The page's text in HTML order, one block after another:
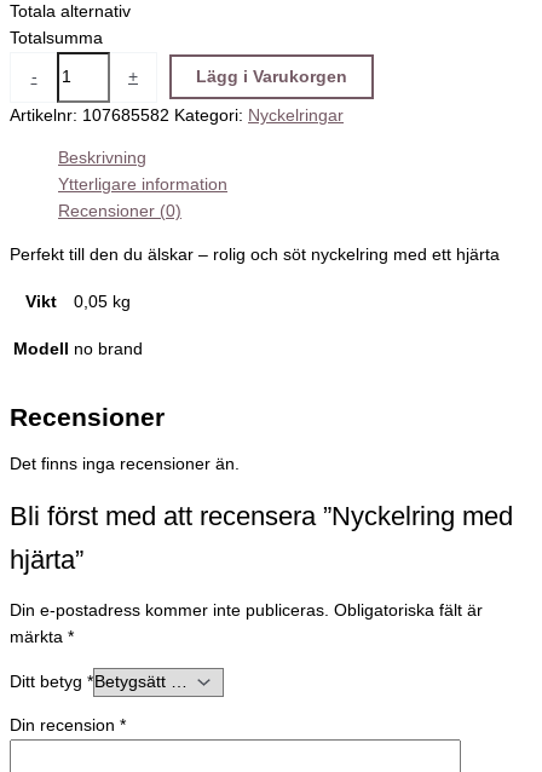
Totala alternativ
Totalsumma
- + Lägg i Varukorgen
Artikelnr: 107685582 Kategori: Nyckelringar
Beskrivning
Ytterligare information
Recensioner (0)
Perfekt till den du älskar – rolig och söt nyckelring med ett hjärta
Vikt 0,05 kg
Modell no brand
Recensioner
Det finns inga recensioner än.
Bli först med att recensera ”Nyckelring med
hjärta”
Din e-postadress kommer inte publiceras. Obligatoriska fält är
märkta *
Ditt betyg *
Din recension *